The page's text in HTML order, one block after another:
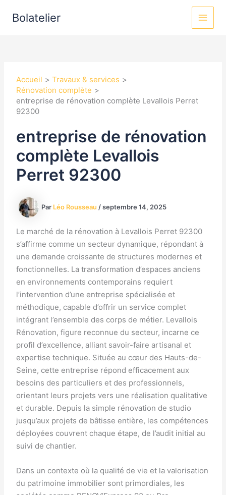
Bolatelier
MAIN
Accueil
Travaux & services
Rénovation complète
entreprise de rénovation complète Levallois Perret
92300
entreprise de rénovation
complète Levallois
Perret 92300
Par Léo Rousseau /septembre 14, 2025
Le marché de la rénovation à Levallois Perret 92300
s’affirme comme un secteur dynamique, répondant à
une demande croissante de structures modernes et
fonctionnelles. La transformation d’espaces anciens
en environnements contemporains requiert
l’intervention d’une entreprise spécialisée et
méthodique, capable d’offrir un service complet
intégrant l’ensemble des corps de métier. Levallois
Rénovation, figure reconnue du secteur, incarne ce
profil d’excellence, alliant savoir-faire artisanal et
expertise technique. Située au cœur des Hauts-de-
Seine, cette entreprise répond efficacement aux
besoins des particuliers et des professionnels,
orientant leurs projets vers une réalisation qualitative
et durable. Depuis la simple rénovation de studio
jusqu’aux projets de bâtisse entière, les compétences
déployées couvrent chaque étape, de l’audit initial au
suivi de chantier.
Dans un contexte où la qualité de vie et la valorisation
du patrimoine immobilier sont primordiales, les